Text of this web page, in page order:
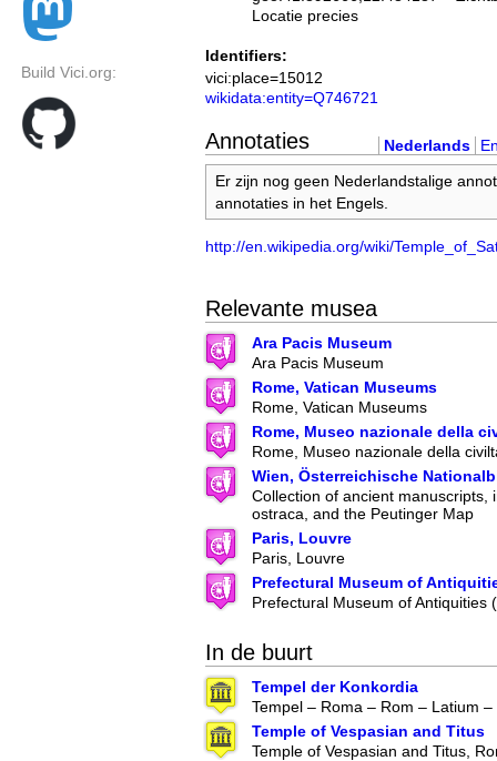
Build Vici.org:
Locatie precies
Identifiers:
vici:place=15012
wikidata:entity=Q746721
Annotaties Nederlands
Er zijn nog geen Nederlandstalige
annotaties in het Engels.
http://en.wikipedia.org/wiki/
Relevante musea
Ara Pacis Museum
Ara Pacis Museum
Rome, Vatican Museums
Rome, Vatican Museums
Rome, Museo nazionale della
Rome, Museo nazionale della
Wien, Österreichische
Collection of ancient manuscripts,
ostraca, and the Peutinger Map
Paris, Louvre
Paris, Louvre
Prefectural Museum of
Prefectural Museum of Antiquities
In de buurt
Tempel der Konkordia
Tempel – Roma – Rom – Latium –
Temple of Vespasian and Titus
Temple of Vespasian and Titus,